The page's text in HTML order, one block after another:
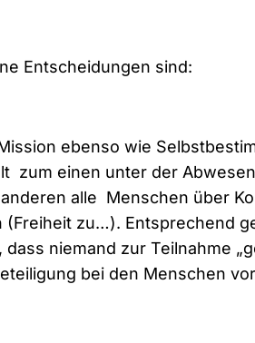
Entscheidungen sind:
ebenso wie
zum einen unter der
alle Menschen über
zu…). Entsprechend
niemand zur Teilnahme
bei den Menschen